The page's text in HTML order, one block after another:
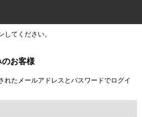
してください。
お客様
れたメールアドレスとパスワードでログイ